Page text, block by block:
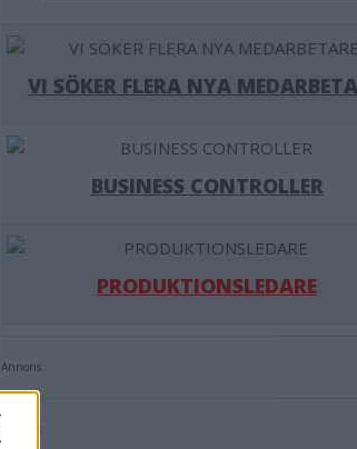
VI SÖKER FLERA NYA
BUSINESS CONTROLLER
PRODUKTIONSLEDARE
Annons:
Annons: